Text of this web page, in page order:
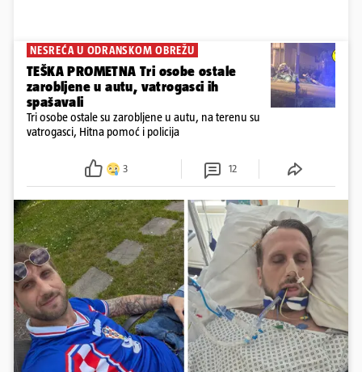
NESREĆA U ODRANSKOM OBREŽU
TEŠKA PROMETNA Tri osobe ostale
zarobljene u autu, vatrogasci ih
spašavali
Tri osobe ostale su zarobljene u autu, na terenu su
vatrogasci, Hitna pomoć i policija
3 12